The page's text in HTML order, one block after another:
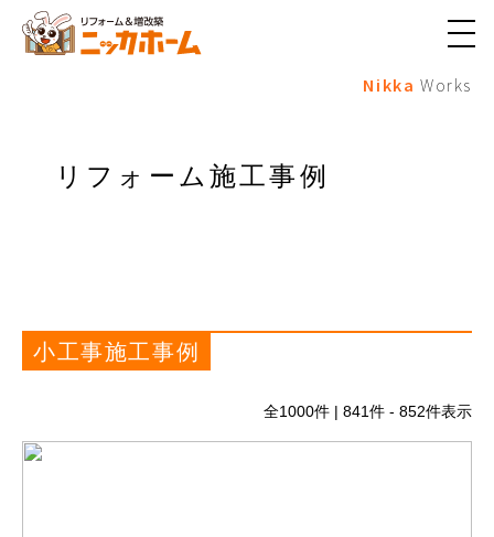
メ
ュ
Nikka Works
リフォーム施工事例
小工事施工事例
全1000件 | 841件 - 852件表示